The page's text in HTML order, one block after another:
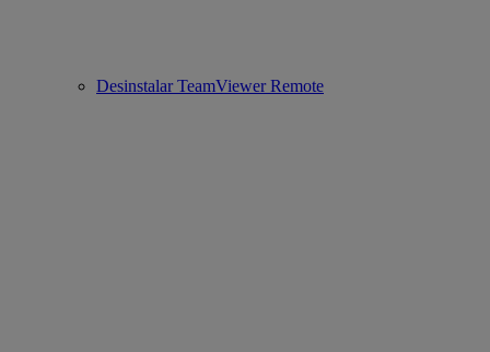
Desinstalar TeamViewer Remote